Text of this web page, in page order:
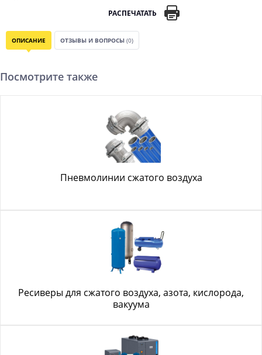
РАСПЕЧАТАТЬ
ОПИСАНИЕ ОТЗЫВЫ И ВОПРОСЫ (0)
Посмотрите также
Пневмолинии сжатого воздуха
Ресиверы для сжатого воздуха, азота, кислорода,
вакуума